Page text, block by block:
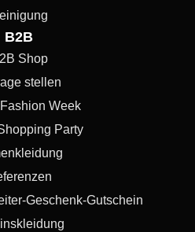
B2B
Shop
stellen
Week
Party
Geschenk-Gutschein